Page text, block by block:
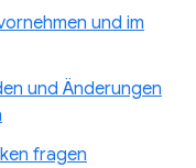
und im
und Änderungen
fragen